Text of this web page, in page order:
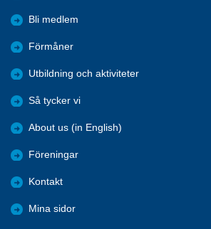
Bli medlem
Förmåner
Utbildning och aktiviteter
Så tycker vi
About us (in English)
Föreningar
Kontakt
Mina sidor